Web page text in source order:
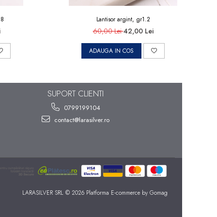
Lantisor argint, gr1.2
60,00 Lei42,00 Lei
ADAUGA IN COS
SUPORT CLIENTI
0799199104
contact@larasilver.ro
LARASILVER SRL © 2026 Platforma E-commerce by Gomag